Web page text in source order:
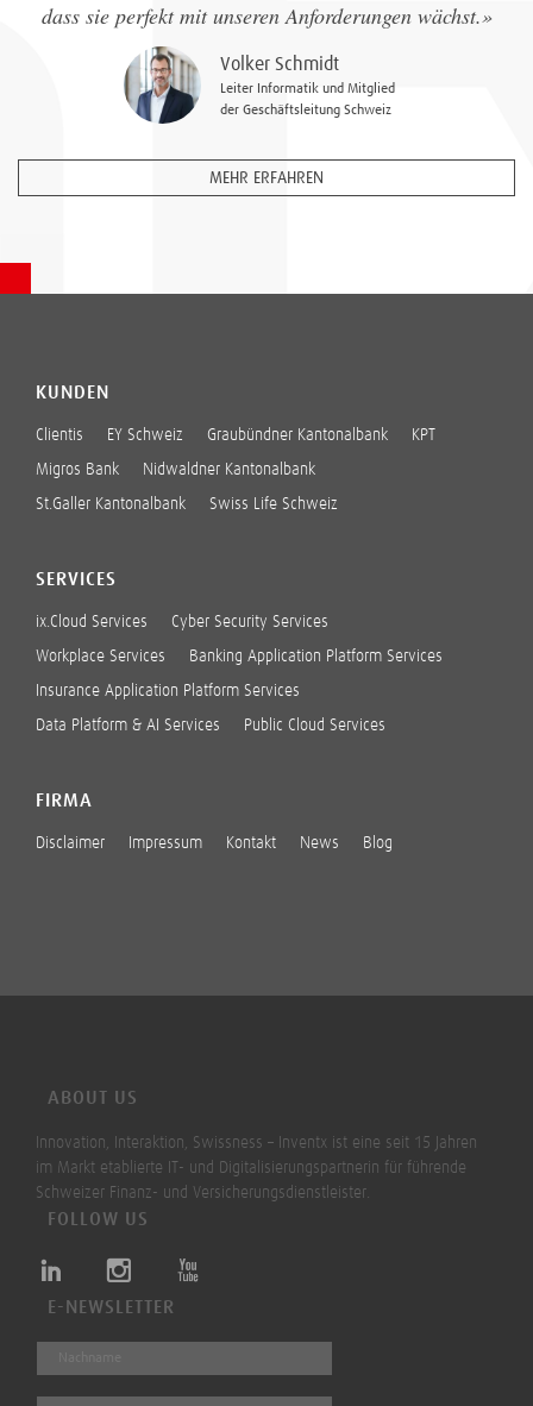
dass sie perfekt mit unseren Anforderungen wächst.»
Volker Schmidt
Leiter Informatik und Mitglied
der Geschäftsleitung Schweiz
MEHR ERFAHREN
KUNDEN
Clientis EY Schweiz Graubündner Kantonalbank KPT
Migros Bank Nidwaldner Kantonalbank
St.Galler Kantonalbank Swiss Life Schweiz
SERVICES
ix.Cloud Services Cyber Security Services
Workplace Services Banking Application Platform Services
Insurance Application Platform Services
Data Platform & AI Services Public Cloud Services
FIRMA
Disclaimer Impressum Kontakt News Blog
ABOUT US
Innovation, Interaktion, Swissness – Inventx ist eine seit 15 Jahren
im Markt etablierte IT- und Digitalisierungspartnerin für führende
Schweizer Finanz- und Versicherungsdienstleister.
FOLLOW US
E-NEWSLETTER